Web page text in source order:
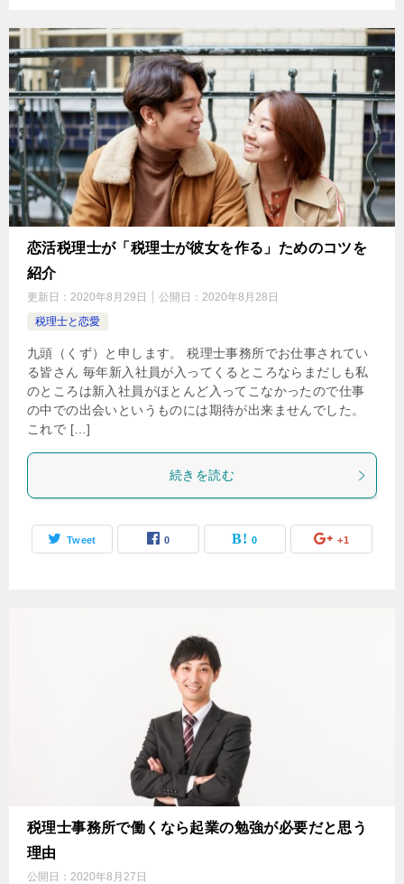
恋活税理士が「税理士が彼女を作る」ためのコツを
紹介
更新日： 2020年8月29日 公開日： 2020年8月28日
税理士と恋愛
九頭（くず）と申します。 税理士事務所でお仕事されてい
る皆さん 毎年新入社員が入ってくるところならまだしも私
のところは新入社員がほとんど入ってこなかったので仕事
の中での出会いというものには期待が出来ませんでした。
これで […]
続きを読む
Tweet 0 0 +1
税理士事務所で働くなら起業の勉強が必要だと思う
理由
公開日： 2020年8月27日